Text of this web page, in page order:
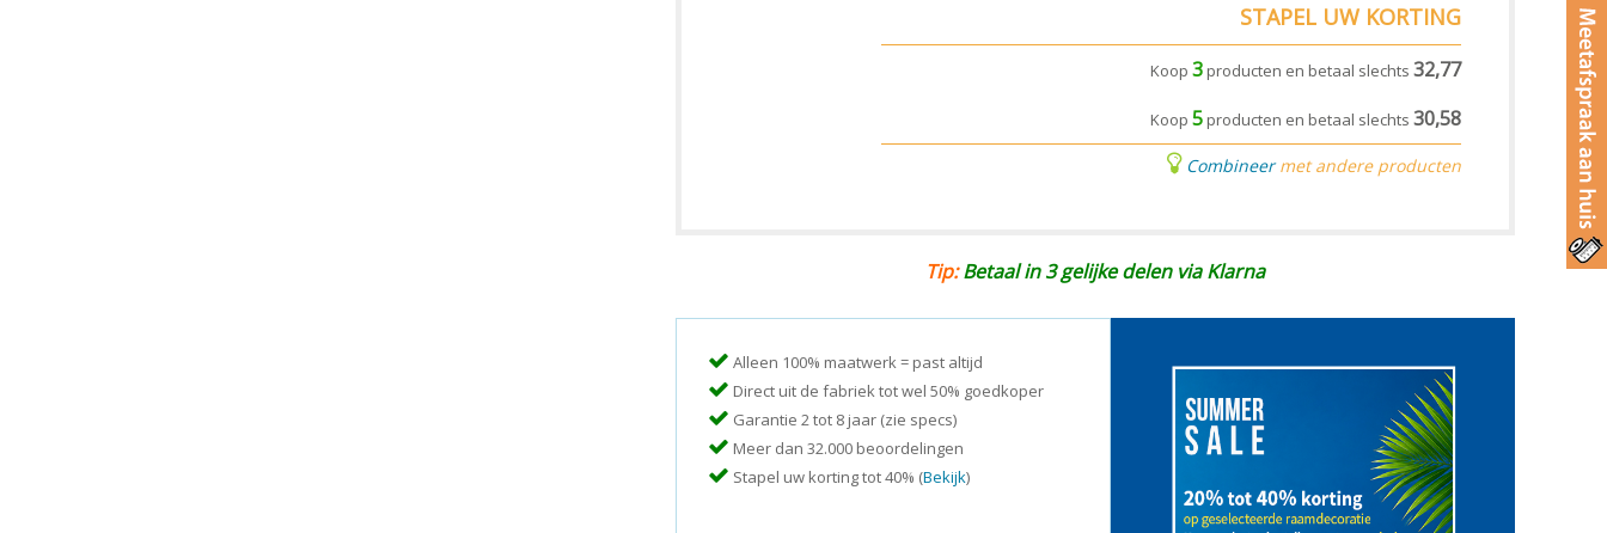
STAPEL UW KORTING
Koop 3 producten en betaal slechts 32,77
Koop 5 producten en betaal slechts 30,58
Combineermet andere producten
Tip:Betaal in 3 gelijke delen via Klarna
Alleen 100% maatwerk = past altijd
Direct uit de fabriek tot wel 50% goedkoper
Garantie 2 tot 8 jaar (zie specs)
Meer dan 32.000 beoordelingen
Stapel uw korting tot 40% (Bekijk)